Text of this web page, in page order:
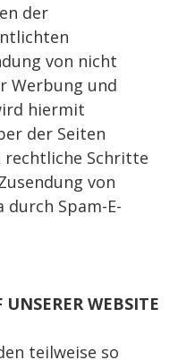
der
von nicht
Werbung und
hiermit
der Seiten
rechtliche Schritte
von
Spam-E-
WEBSITE
teilweise so